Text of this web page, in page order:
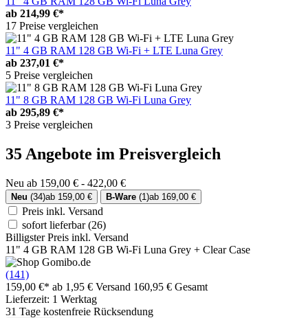
ab 214,99 €*
17 Preise vergleichen
11" 4 GB RAM 128 GB Wi-Fi + LTE Luna Grey
ab 237,01 €*
5 Preise vergleichen
11" 8 GB RAM 128 GB Wi-Fi Luna Grey
ab 295,89 €*
3 Preise vergleichen
35 Angebote im Preisvergleich
Neu ab 159,00 € - 422,00 €
Neu (34)ab 159,00 € B-Ware (1)ab 169,00 €
Preis inkl. Versand
sofort lieferbar(26)
Billigster Preis inkl. Versand
11" 4 GB RAM 128 GB Wi-Fi Luna Grey + Clear Case
(141)
159,00 €* ab 1,95 € Versand 160,95 € Gesamt
Lieferzeit: 1 Werktag
31 Tage kostenfreie Rücksendung